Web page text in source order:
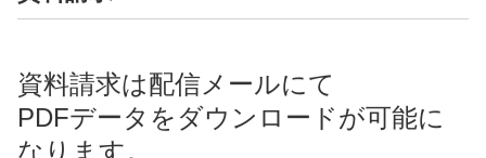
資料請求は配信メールにて
PDFデータをダウンロードが可能に
なります。